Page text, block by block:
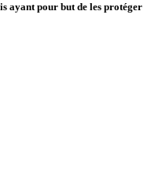
ayant pour but de les protéger